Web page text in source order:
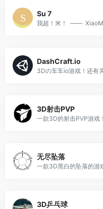
Su 7
我超！米！ ——
DashCraft.io
3Dの车车io游戏！还有
3D射击PVP
一款3D的射击PVP游戏
无尽坠落
一款3D黑白的坠落的游
3D乒乓球